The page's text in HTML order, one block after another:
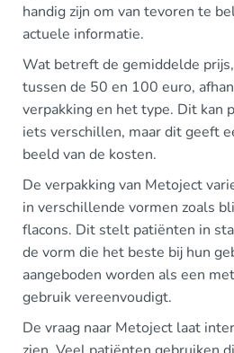
handig zijn om van tevoren te
actuele informatie.
Wat betreft de gemiddelde
tussen de 50 en 100 euro,
verpakking en het type. Dit kan
iets verschillen, maar dit geeft
beeld van de kosten.
De verpakking van Metoject
in verschillende vormen zoals
flacons. Dit stelt patiënten in
de vorm die het beste bij hun
aangeboden worden als een
gebruik vereenvoudigt.
De vraag naar Metoject laat